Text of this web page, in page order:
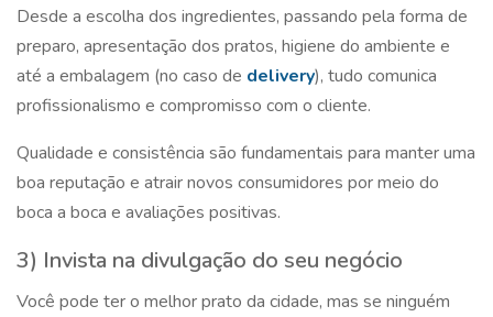
Desde a escolha dos ingredientes, passando pela forma de
preparo, apresentação dos pratos, higiene do ambiente e
até a embalagem (no caso de delivery), tudo comunica
profissionalismo e compromisso com o cliente.
Qualidade e consistência são fundamentais para manter uma
boa reputação e atrair novos consumidores por meio do
boca a boca e avaliações positivas.
3) Invista na divulgação do seu negócio
Você pode ter o melhor prato da cidade, mas se ninguém